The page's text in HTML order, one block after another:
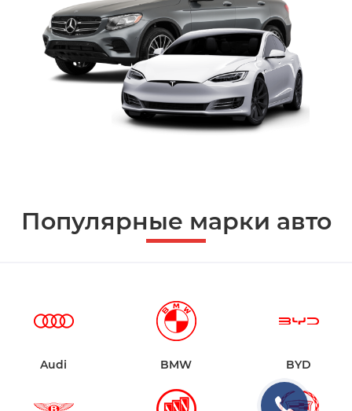
Популярные марки авто
Audi BMW BYD